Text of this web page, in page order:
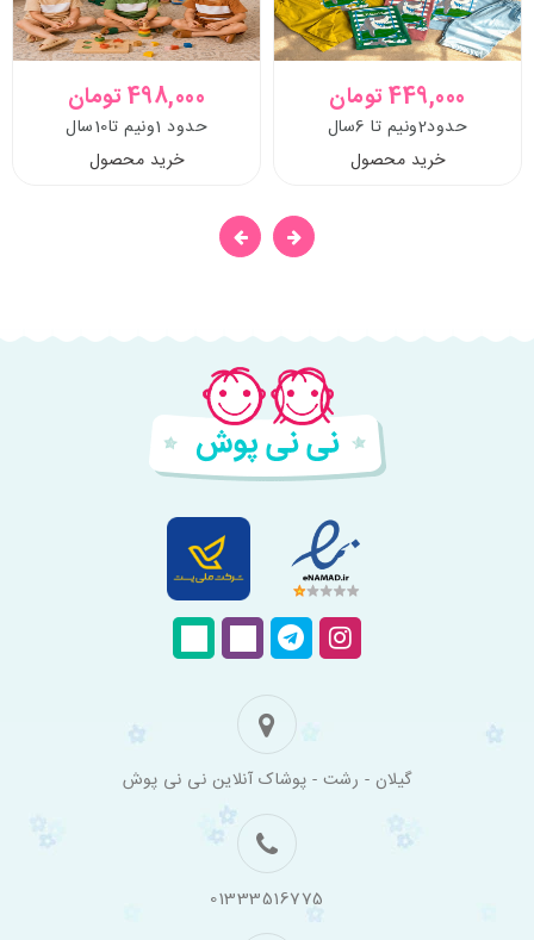
449,000 تومان
حدود2ونیم تا 6سال
خرید محصول
498,000 تومان
حدود 1ونیم تا10سال
خرید محصول
گیلان - رشت - پوشاک آنلاین نی نی پوش
01333516775